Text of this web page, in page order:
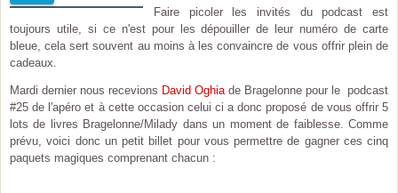
Faire picoler les invités du podcast est
toujours utile, si ce n'est pour les dépouiller de leur numéro de carte
bleue, cela sert souvent au moins à les convaincre de vous offrir plein de
cadeaux.
Mardi dernier nous recevions David Oghiade Bragelonne pour le podcast
#25 de l'apéro et à cette occasion celui ci a donc proposé de vous offrir 5
lots de livres Bragelonne/Milady dans un moment de faiblesse. Comme
prévu, voici donc un petit billet pour vous permettre de gagner ces cinq
paquets magiques comprenant chacun :